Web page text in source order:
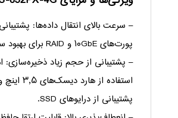
– سرعت بالای انتقال داده‌ها:
پورت‌های ۱۰GbE و RAID برای بهبود سرعت.
– پشتیبانی از حجم زیاد ذخیره‌سازی:
پشتیبانی از درایوهای SSD.